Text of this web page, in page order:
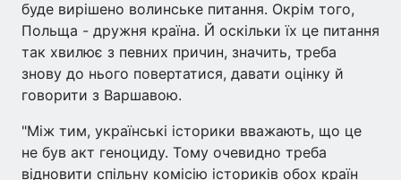
буде вирішено волинське питання. Окрім того,
Польща - дружня країна. Й оскільки їх це питання
так хвилює з певних причин, значить, треба
знову до нього повертатися, давати оцінку й
говорити з Варшавою.
"Між тим, українські історики вважають, що це
не був акт геноциду. Тому очевидно треба
відновити спільну комісію істориків обох країн